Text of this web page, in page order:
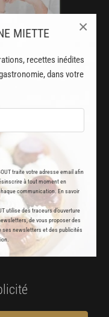
MIETTE
recettes inédites
dans votre
traite votre adresse email afin
à tout moment en
communication. En savoir
utilise des traceurs d’ouverture
de vous proposer des
ses newsletters et des publicités
×